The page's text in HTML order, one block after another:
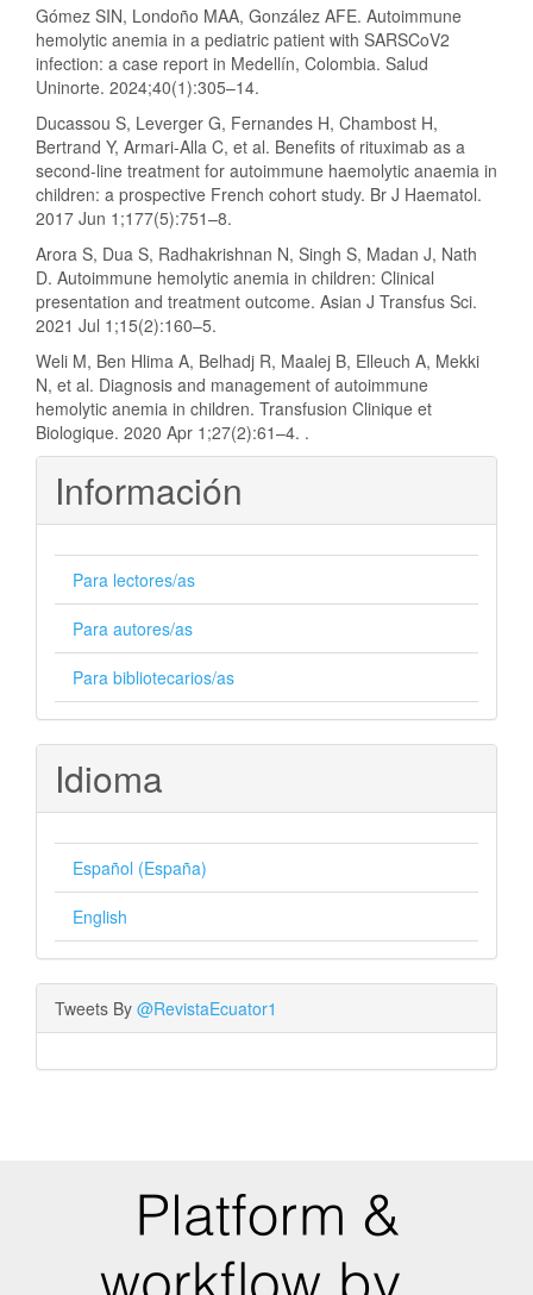
Gómez SIN, Londoño MAA, González AFE. Autoimmune
hemolytic anemia in a pediatric patient with SARSCoV2
infection: a case report in Medellín, Colombia. Salud
Uninorte. 2024;40(1):305–14.
Ducassou S, Leverger G, Fernandes H, Chambost H,
Bertrand Y, Armari-Alla C, et al. Benefits of rituximab as a
second-line treatment for autoimmune haemolytic anaemia in
children: a prospective French cohort study. Br J Haematol.
2017 Jun 1;177(5):751–8.
Arora S, Dua S, Radhakrishnan N, Singh S, Madan J, Nath
D. Autoimmune hemolytic anemia in children: Clinical
presentation and treatment outcome. Asian J Transfus Sci.
2021 Jul 1;15(2):160–5.
Weli M, Ben Hlima A, Belhadj R, Maalej B, Elleuch A, Mekki
N, et al. Diagnosis and management of autoimmune
hemolytic anemia in children. Transfusion Clinique et
Biologique. 2020 Apr 1;27(2):61–4. .
Información
Para lectores/as
Para autores/as
Para bibliotecarios/as
Idioma
Español (España)
English
Tweets By @RevistaEcuator1